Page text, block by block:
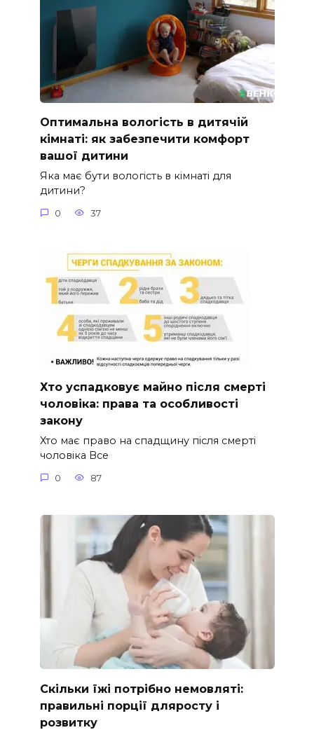
Оптимальна вологість в дитячій
кімнаті: як забезпечити комфорт
вашої дитини
Яка має бути вологість в кімнаті для
дитини?
0 37
Хто успадковує майно після смерті
чоловіка: права та особливості
закону
Хто має право на спадщину після смерті
чоловіка Все
0 87
Скільки їжі потрібно немовляті:
правильні порції дляросту і
розвитку